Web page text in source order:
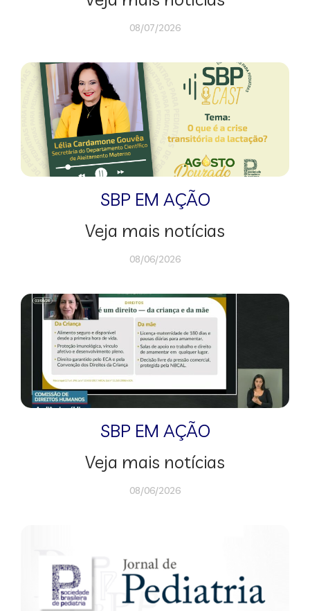
08/07/2026
SBP EM AÇÃO
Veja mais notícias
08/06/2026
SBP EM AÇÃO
Veja mais notícias
08/06/2026